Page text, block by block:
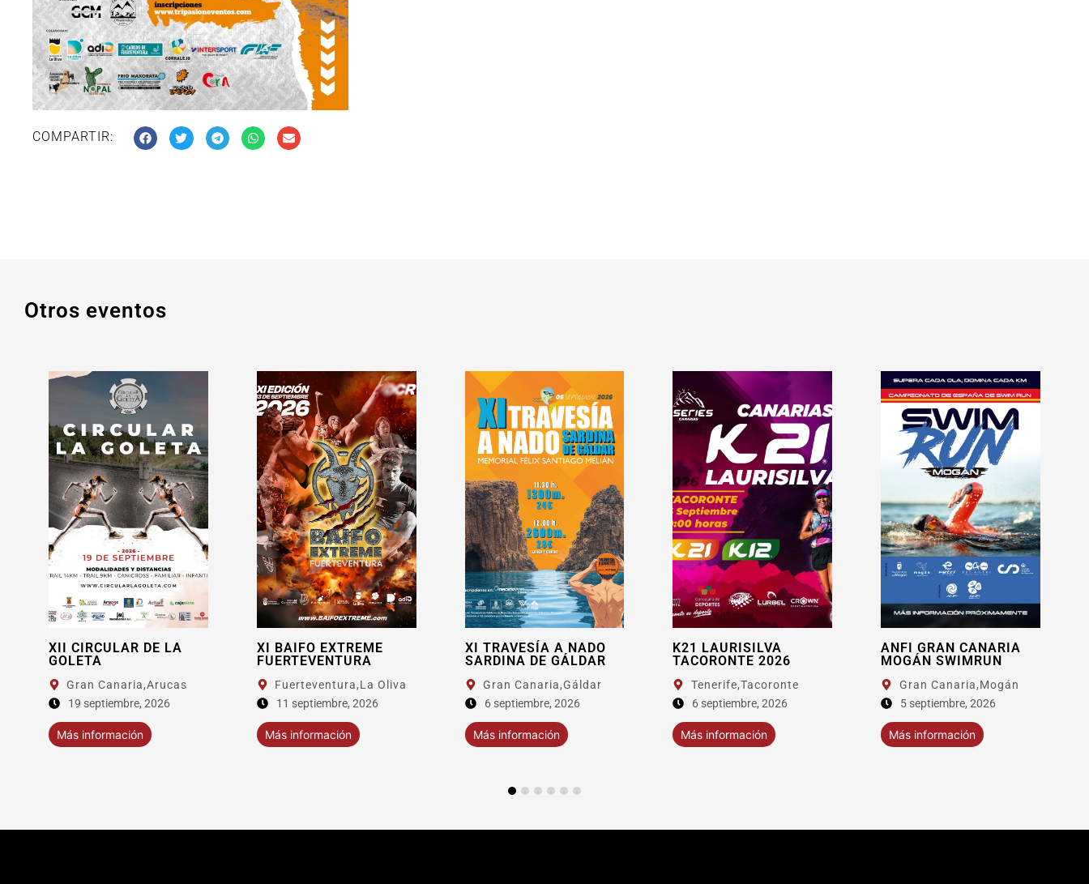
COMPARTIR:
Otros eventos
DE LA
Arucas
XI BAIFO EXTREME
Fuerteventura,
La Oliva
11 septiembre, 2026
Más información
XI TRAVESÍA A NADO
SARDINA DE GÁLDAR
Gran Canaria,
Gáldar
6 septiembre, 2026
Más información
K21 LAURISILVA
TACORONTE 2026
Tenerife,
6 septiembre, 2026
Más información
ANFI GRAN CANARIA
MOGÁN SWIMRUN
Gran Canaria,
Mogán
5 septiembre, 2026
Más información
XIV 8KM OROTAVA
Más información